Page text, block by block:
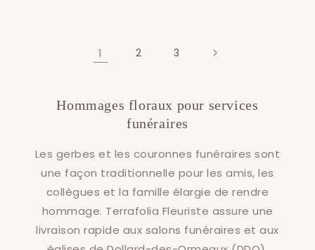
1 2 3
Hommages floraux pour services
funéraires
Les gerbes et les couronnes funéraires sont
une façon traditionnelle pour les amis, les
collègues et la famille élargie de rendre
hommage. Terrafolia Fleuriste assure une
livraison rapide aux salons funéraires et aux